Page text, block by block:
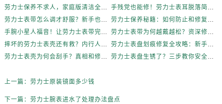
内蒙古自治区锡林郭勒盟市锡林浩特市光明街与额尔敦路交叉口劳力士售后服务中心（需提前预约）
内蒙古自治区兴安盟市乌兰浩特市兴安大街劳力士售后服务中心（需提前预约）
山西省大同市平城区迎宾街劳力士售后服务中心（需提前预约）
山西省晋城市城区黄华街劳力士售后服务中心（需提前预约）
山西省晋中市榆次区顺城街劳力士售后服务中心（需提前预约）
劳力士保养不求人，家庭版清洁全攻略
手残党也能修！劳力士表耳脱落简易处理法
劳力士表带怎么调才舒服？新手也能轻松上手
劳力士保养秘籍：如何防止和修复表带掉色？
手腕小星人福音！让劳力士表带完美贴合的妙招
劳力士表带为何越戴越松？资深修表师这样说
摔坏的劳力士表壳还有救？内行人这样说
劳力士表盘划痕修复全攻略：新手也能轻松上手
劳力士表壳为何会刮手？真相和修复方法全揭秘
劳力士表盘生锈了？三步教你安全清洁不伤机芯
上一篇： 劳力士原装镜面多少钱
下一篇： 劳力士腕表进水了处理办法盘点